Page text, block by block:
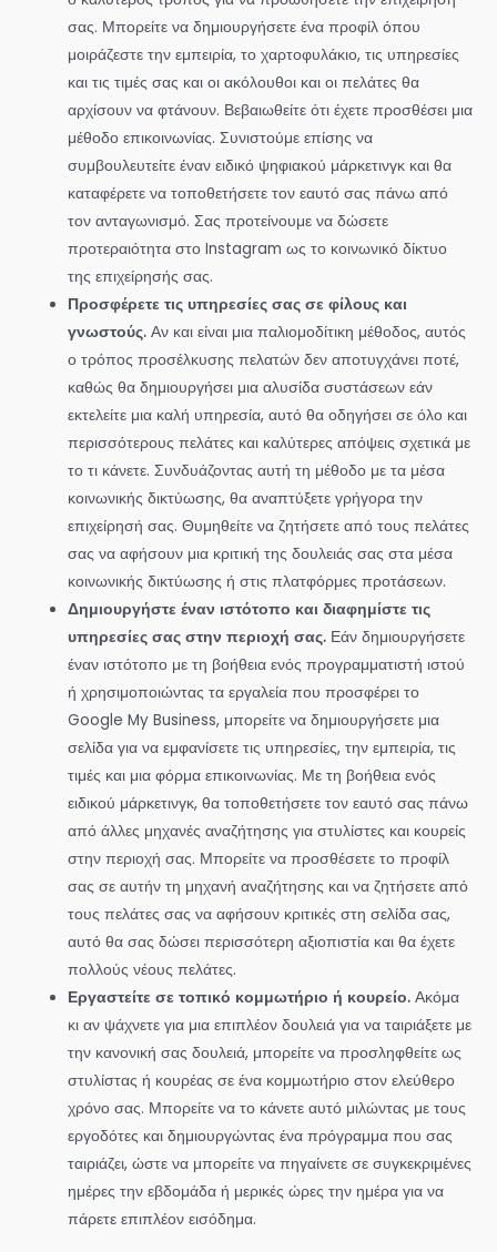
σας. Μπορείτε να δημιουργήσετε ένα προφίλ όπου
μοιράζεστε την εμπειρία, το χαρτοφυλάκιο, τις υπηρεσίες
και τις τιμές σας και οι ακόλουθοι και οι πελάτες θα
αρχίσουν να φτάνουν. Βεβαιωθείτε ότι έχετε προσθέσει μια
μέθοδο επικοινωνίας. Συνιστούμε επίσης να
συμβουλευτείτε έναν ειδικό ψηφιακού μάρκετινγκ και θα
καταφέρετε να τοποθετήσετε τον εαυτό σας πάνω από
τον ανταγωνισμό. Σας προτείνουμε να δώσετε
προτεραιότητα στο Instagram ως το κοινωνικό δίκτυο
της επιχείρησής σας.
Προσφέρετε τις υπηρεσίες σας σε φίλους και
γνωστούς. Αν και είναι μια παλιομοδίτικη μέθοδος, αυτός
ο τρόπος προσέλκυσης πελατών δεν αποτυγχάνει ποτέ,
καθώς θα δημιουργήσει μια αλυσίδα συστάσεων εάν
εκτελείτε μια καλή υπηρεσία, αυτό θα οδηγήσει σε όλο και
περισσότερους πελάτες και καλύτερες απόψεις σχετικά με
το τι κάνετε. Συνδυάζοντας αυτή τη μέθοδο με τα μέσα
κοινωνικής δικτύωσης, θα αναπτύξετε γρήγορα την
επιχείρησή σας. Θυμηθείτε να ζητήσετε από τους πελάτες
σας να αφήσουν μια κριτική της δουλειάς σας στα μέσα
κοινωνικής δικτύωσης ή στις πλατφόρμες προτάσεων.
Δημιουργήστε έναν ιστότοπο και διαφημίστε τις
υπηρεσίες σας στην περιοχή σας. Εάν δημιουργήσετε
έναν ιστότοπο με τη βοήθεια ενός προγραμματιστή ιστού
ή χρησιμοποιώντας τα εργαλεία που προσφέρει το
Google My Business, μπορείτε να δημιουργήσετε μια
σελίδα για να εμφανίσετε τις υπηρεσίες, την εμπειρία, τις
τιμές και μια φόρμα επικοινωνίας. Με τη βοήθεια ενός
ειδικού μάρκετινγκ, θα τοποθετήσετε τον εαυτό σας πάνω
από άλλες μηχανές αναζήτησης για στυλίστες και κουρείς
στην περιοχή σας. Μπορείτε να προσθέσετε το προφίλ
σας σε αυτήν τη μηχανή αναζήτησης και να ζητήσετε από
τους πελάτες σας να αφήσουν κριτικές στη σελίδα σας,
αυτό θα σας δώσει περισσότερη αξιοπιστία και θα έχετε
πολλούς νέους πελάτες.
Εργαστείτε σε τοπικό κομμωτήριο ή κουρείο.Ακόμα
κι αν ψάχνετε για μια επιπλέον δουλειά για να ταιριάξετε με
την κανονική σας δουλειά, μπορείτε να προσληφθείτε ως
στυλίστας ή κουρέας σε ένα κομμωτήριο στον ελεύθερο
χρόνο σας. Μπορείτε να το κάνετε αυτό μιλώντας με τους
εργοδότες και δημιουργώντας ένα πρόγραμμα που σας
ταιριάζει, ώστε να μπορείτε να πηγαίνετε σε συγκεκριμένες
ημέρες την εβδομάδα ή μερικές ώρες την ημέρα για να
πάρετε επιπλέον εισόδημα.